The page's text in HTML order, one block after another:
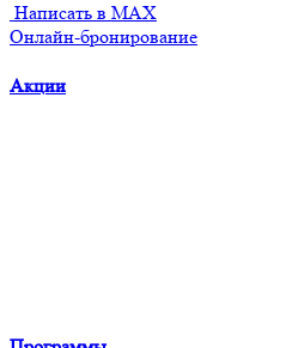
Написать в MAX
Онлайн-бронирование
Акции